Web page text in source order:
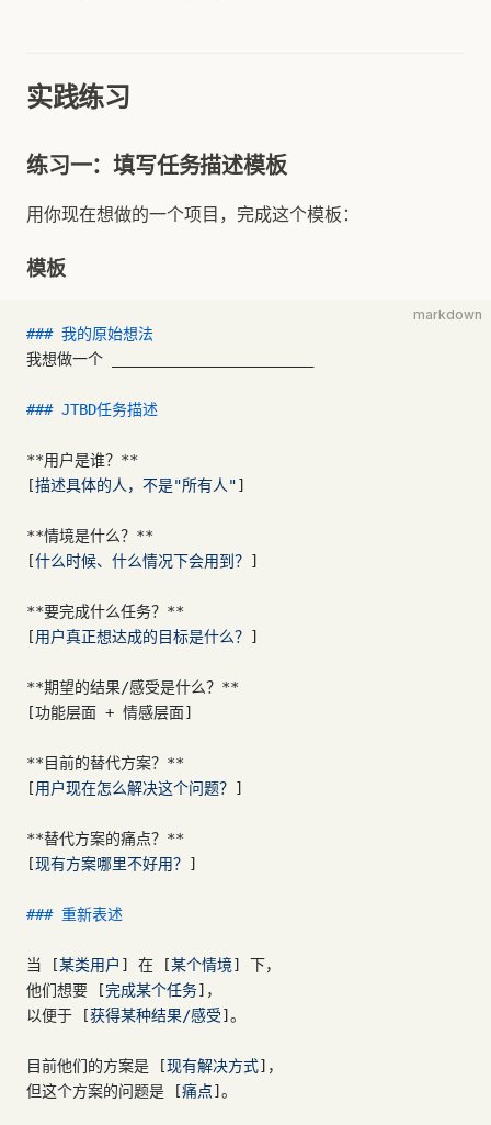
实践练习
练习一：填写任务描述模板
用你现在想做的一个项目，完成这个模板：
模板
markdown
### 我的原始想法
我想做一个 _______________________
### JTBD任务描述
**用户是谁？**
[描述具体的人，不是"所有人"]
**情境是什么？**
[什么时候、什么情况下会用到？ ]
**要完成什么任务？**
[用户真正想达成的目标是什么？ ]
**期望的结果/感受是什么？**
[功能层面 + 情感层面]
**目前的替代方案？**
[用户现在怎么解决这个问题？ ]
**替代方案的痛点？**
[现有方案哪里不好用？ ]
### 重新表述
当 [某类用户 ] 在 [某个情境] 下，
他们想要 [完成某个任务]，
以便于 [获得某种结果/感受]。
目前他们的方案是 [现有解决方式]，
但这个方案的问题是 [痛点]。